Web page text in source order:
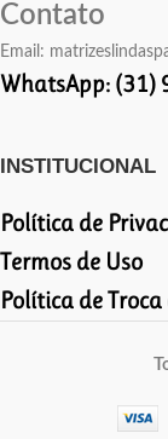
Contato
Email:
WhatsApp: (31)
INSTITUCIONAL
Política de
Termos de Uso
Política de